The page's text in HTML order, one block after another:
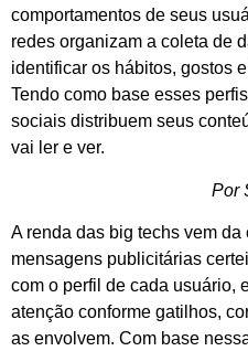
comportamentos de seus
redes organizam a coleta de
identificar os hábitos, gostos
Tendo como base esses
sociais distribuem seus
vai ler e ver.
Por
A renda das big techs vem
mensagens publicitárias
com o perfil de cada usuário,
atenção conforme gatilhos,
as envolvem. Com base